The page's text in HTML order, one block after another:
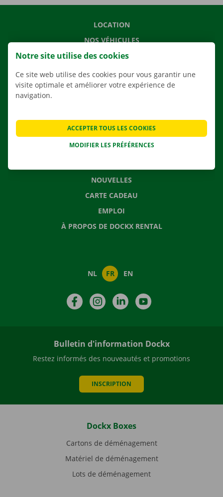
LOCATION
NOS VÉHICULES
NOS SERVICES
AGENCES
APPLI
CONTACTEZ NOUS
NOUVELLES
CARTE CADEAU
EMPLOI
À PROPOS DE DOCKX RENTAL
NL FR EN
FacebookInstagramLinkedIn
Bulletin d'information Dockx
Restez informés des nouveautés et promotions
INSCRIPTION
Dockx Boxes
Cartons de déménagement
Matériel de déménagement
Lots de déménagement
Notre site utilise des cookies
Ce site web utilise des cookies pour vous garantir une
visite optimale et améliorer votre expérience de
navigation.
MODIFIER LES PRÉFÉRENCES
ACCEPTER TOUS LES COOKIES